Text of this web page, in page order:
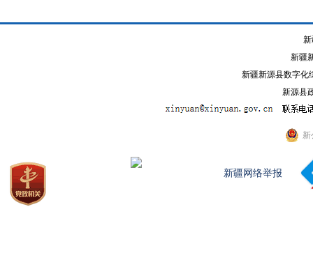
新疆
新疆新源县数字化
新源县
新
新疆网络举报